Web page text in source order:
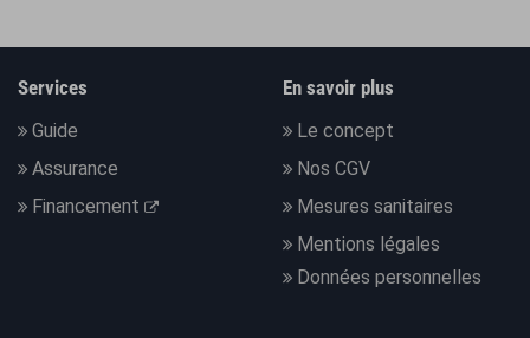
Services
Guide
Assurance
Financement
En savoir plus
Le concept
Nos CGV
Mesures sanitaires
Mentions légales
Données personnelles